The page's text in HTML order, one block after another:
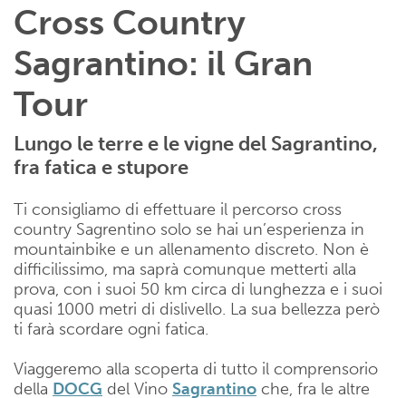
Cross Country
Sagrantino: il Gran
Tour
Lungo le terre e le vigne del Sagrantino,
fra fatica e stupore
Ti consigliamo di effettuare il percorso cross
country Sagrentino solo se hai un’esperienza in
mountainbike e un allenamento discreto. Non è
difficilissimo, ma saprà comunque metterti alla
prova, con i suoi 50 km circa di lunghezza e i suoi
quasi 1000 metri di dislivello. La sua bellezza però
ti farà scordare ogni fatica.
Viaggeremo alla scoperta di tutto il comprensorio
della DOCG del Vino Sagrantino che, fra le altre